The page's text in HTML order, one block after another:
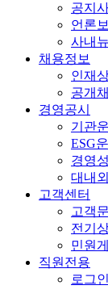
공지
언론
사내
채용정보
인재
공개
경영공시
기관
ESG
경영
대내
고객센터
고객
전기
민원
직원전용
로그인